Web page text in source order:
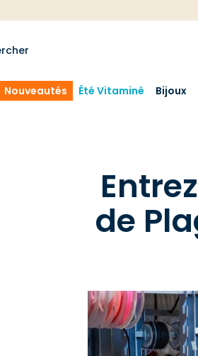
Nouveautés Été Vitaminé Bijoux
de